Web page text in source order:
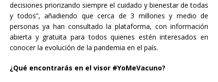
decisiones priorizando siempre el cuidado y bienestar de todas
y todos”, añadiendo que cerca de 3 millones y medio de
personas ya han consultado la plataforma, con información
abierta y gratuita para todos quienes estén interesados en
conocer la evolución de la pandemia en el país.
¿Qué encontrarás en el visor #YoMeVacuno?